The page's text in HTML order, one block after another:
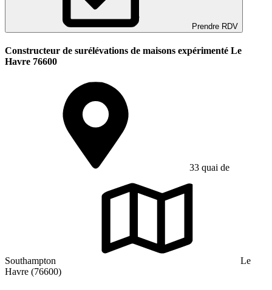
Prendre RDV
Constructeur de surélévations de maisons expérimenté Le
Havre 76600
33 quai de
Southampton
Le
Havre (76600)